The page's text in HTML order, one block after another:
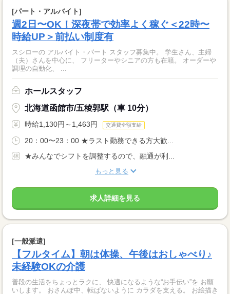
[パート・アルバイト]
週2日〜OK！深夜帯で効率よく稼ぐ＜22時〜
時給UP＞前払い制度有
スシローの アルバイト・パート スタッフ募集中。 学生さん、主婦
（夫）さんを中心に、 フリーターやシニアの方も在籍。 オーダーや
調理の自動化、 ...
ホールスタッフ
北海道函館市/五稜郭駅（車 10分）
時給1,130円～1,463円 交通費全額支給
20：00〜23：00 ★ラスト勤務できる方大歓...
★みんなでシフトを調整するので、融通が利...
もっと見る
求人詳細を見る
[一般派遣]
【フルタイム】朝は体操、午後はおしゃべり♪
未経験OKの介護
普段の生活をちょっとラクに、 快適になるような“お手伝い”を お願
いします。 おさんぽ中、転ばないように カラダを支える。 お絵描き